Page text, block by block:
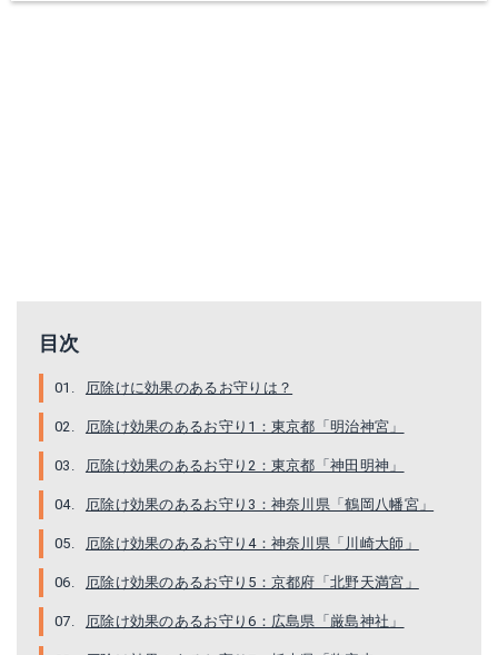
目次
厄除けに効果のあるお守りは？
厄除け効果のあるお守り1：東京都「明治神宮」
厄除け効果のあるお守り2：東京都「神田明神」
厄除け効果のあるお守り3：神奈川県「鶴岡八幡宮」
厄除け効果のあるお守り4：神奈川県「川崎大師」
厄除け効果のあるお守り5：京都府「北野天満宮」
厄除け効果のあるお守り6：広島県「厳島神社」